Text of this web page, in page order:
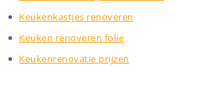
Keukenkastjes renoveren
Keuken renoveren folie
Keukenrenovatie prijzen